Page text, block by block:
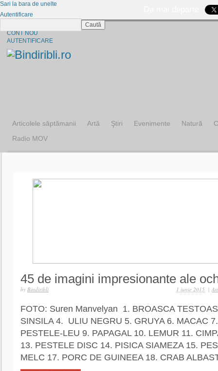
CONT NOU
AUTENTIFICARE
Articolele săptămanii Artă Ştiri Evenimente Natură
Radio MOV
45 de imagini impresionante ale
by Bindiribli |
1 iunie 2015
FOTO: Suren Manvelyan 1. BROASCA
SINSILA 4. ULIU NEGRU 5. GRUYA 6.
PESTELE-LEU 9. PAPAGAL 10. LEMUR 11.
13. PESTELE DISC 14. PISICA SIAMEZA 15.
MELC 17. PORC DE GUINEEA 18. CRAB
Sari la bara de unelte
Autentificare
Caută